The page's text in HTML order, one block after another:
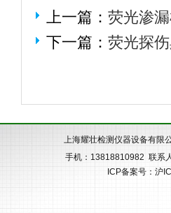
上一篇： 荧光渗
下一篇： 荧光探
上海耀壮检测仪器设备有限
手机：13818810982 联系
ICP备案号： 沪